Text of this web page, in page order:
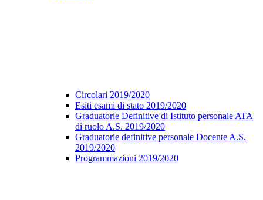
Circolari 2019/2020
Esiti esami di stato 2019/2020
Graduatorie Definitive di Istituto personale ATA
di ruolo A.S. 2019/2020
Graduatorie definitive personale Docente A.S.
2019/2020
Programmazioni 2019/2020